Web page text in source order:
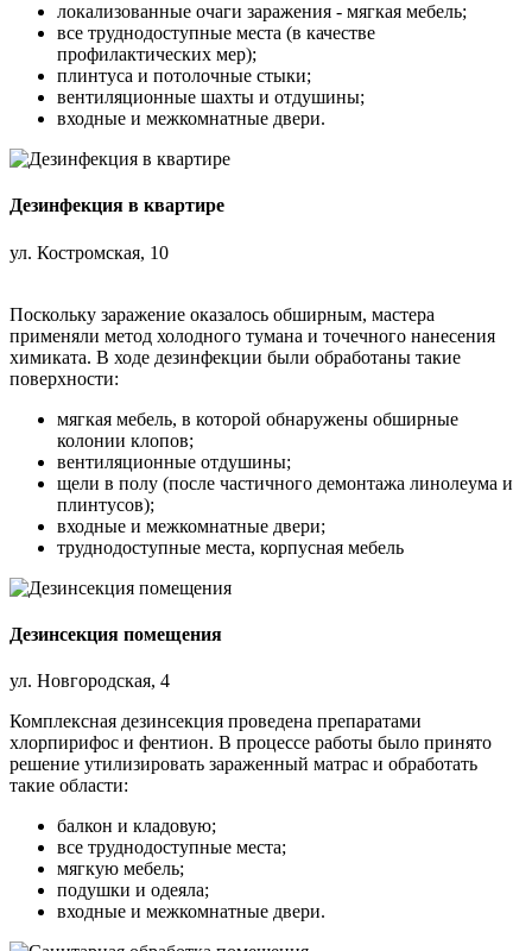
локализованные очаги заражения - мягкая мебель;
все труднодоступные места (в качестве
профилактических мер);
плинтуса и потолочные стыки;
вентиляционные шахты и отдушины;
входные и межкомнатные двери.
Дезинфекция в квартире
ул. Костромская, 10
Поскольку заражение оказалось обширным, мастера
применяли метод холодного тумана и точечного нанесения
химиката. В ходе дезинфекции были обработаны такие
поверхности:
мягкая мебель, в которой обнаружены обширные
колонии клопов;
вентиляционные отдушины;
щели в полу (после частичного демонтажа линолеума и
плинтусов);
входные и межкомнатные двери;
труднодоступные места, корпусная мебель
Дезинсекция помещения
ул. Новгородская, 4
Комплексная дезинсекция проведена препаратами
хлорпирифос и фентион. В процессе работы было принято
решение утилизировать зараженный матрас и обработать
такие области:
балкон и кладовую;
все труднодоступные места;
мягкую мебель;
подушки и одеяла;
входные и межкомнатные двери.